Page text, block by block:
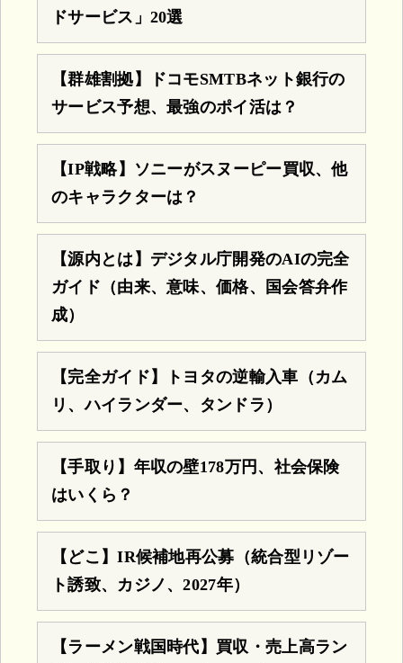
ドサービス」20選
【群雄割拠】ドコモSMTBネット銀行の
サービス予想、最強のポイ活は？
【IP戦略】ソニーがスヌーピー買収、他
のキャラクターは？
【源内とは】デジタル庁開発のAIの完全
ガイド（由来、意味、価格、国会答弁作
成）
【完全ガイド】トヨタの逆輸入車（カム
リ、ハイランダー、タンドラ）
【手取り】年収の壁178万円、社会保険
はいくら？
【どこ】IR候補地再公募（統合型リゾー
ト誘致、カジノ、2027年）
【ラーメン戦国時代】買収・売上高ラン